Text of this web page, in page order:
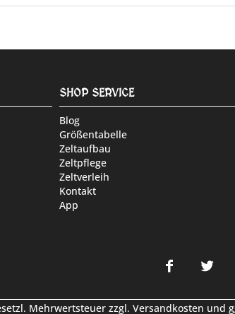
SHOP SERVICE
Blog
Größentabelle
Zeltaufbau
Zeltpflege
Zeltverleih
Kontakt
App
Mehrwertsteuer zzgl. Versandkosten und